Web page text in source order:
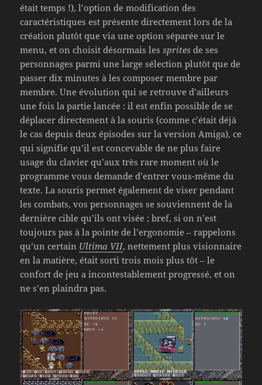
était temps !), l’option de modification des
caractéristiques est présente directement lors de la
création plutôt que via une option séparée sur le
menu, et on choisit désormais lessprites de ses
personnages parmi une large sélection plutôt que de
passer dix minutes à les composer membre par
membre. Une évolution qui se retrouve d’ailleurs
une fois la partie lancée : il est enfin possible de se
déplacer directement à la souris (comme c’était déjà
le cas depuis deux épisodes sur la version Amiga), ce
qui signifie qu’il est concevable de ne plus faire
usage du clavier qu’aux très rare moment où le
programme vous demande d’entrer vous-même du
texte. La souris permet également de viser pendant
les combats, vos personnages se souviennent de la
dernière cible qu’ils ont visée ; bref, si on n’est
toujours pas à la pointe de l’ergonomie – rappelons
qu’un certain Ultima VII, nettement plus visionnaire
en la matière, était sorti trois mois plus tôt – le
confort de jeu a incontestablement progressé, et on
ne s’en plaindra pas.